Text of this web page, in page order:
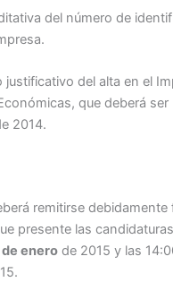
del número de
justificativo del alta en el
que deberá ser
2014.
remitirse debidamente
presente las
enero de 2015 y las